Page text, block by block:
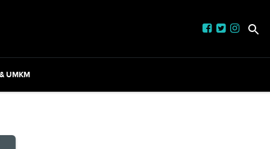
UMKM